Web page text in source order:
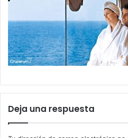
Deja una respuesta